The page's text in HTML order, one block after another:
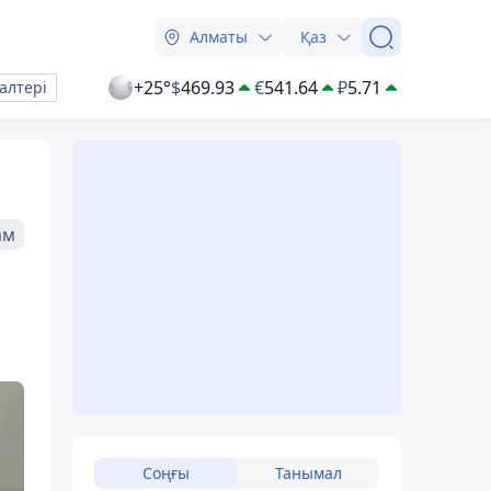
Алматы Қаз
+25°$469.93 €541.64 ₽5.71
Соңғы Танымал